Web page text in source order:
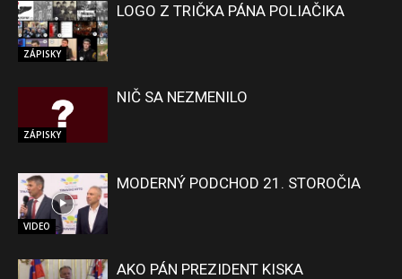
ZÁPISKY
LOGO Z TRIČKA PÁNA POLIAČIKA
ZÁPISKY
NIČ SA NEZMENILO
VIDEO
MODERNÝ PODCHOD 21. STOROČIA
AKO PÁN PREZIDENT KISKA